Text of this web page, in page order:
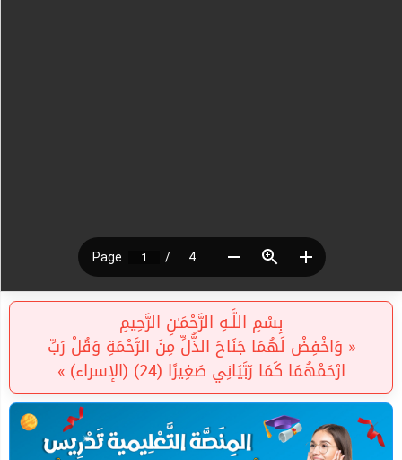
بِسْمِ اللَّـهِ الرَّحْمَـٰنِ الرَّحِيمِ
« وَاخْفِضْ لَهُمَا جَنَاحَ الذُّلِّ مِنَ الرَّحْمَةِ وَقُلْ رَبِّ
ارْحَمْهُمَا كَمَا رَبَّيَانِي صَغِيرًا (24) (الإسراء) »